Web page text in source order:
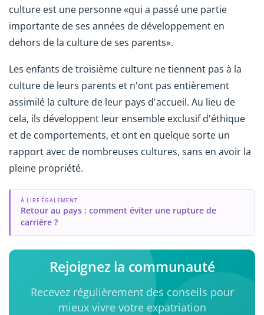
culture est une personne «qui a passé une partie
importante de ses années de développement en
dehors de la culture de ses parents».
Les enfants de troisième culture ne tiennent pas à la
culture de leurs parents et n'ont pas entièrement
assimilé la culture de leur pays d'accueil. Au lieu de
cela, ils développent leur ensemble exclusif d'éthique
et de comportements, et ont en quelque sorte un
rapport avec de nombreuses cultures, sans en avoir la
pleine propriété.
À LIRE ÉGALEMENT
Retour au pays : comment éviter une rupture de
carrière ?
Rejoignez la communauté
Recevez régulièrement des conseils pour
mieux vivre votre expatriation